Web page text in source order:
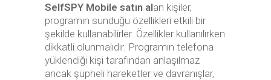
SelfSPY Mobile satın alan kişiler,
programın sunduğu özellikleri etkili bir
şekilde kullanabilirler. Özellikler kullanılırken
dikkatli olunmalıdır. Programın telefona
yüklendiği kişi tarafından anlaşılmaz
ancak şüpheli hareketler ve davranışlar,